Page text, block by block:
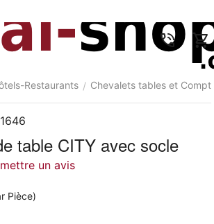
Restaurants / Chevalets tables et
table CITY avec socle
un avis
Pièce)
Panier Liste de
souhaits
Comparer Compte